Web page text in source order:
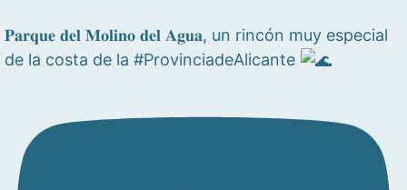
𝐏𝐚𝐫𝐪𝐮𝐞 𝐝𝐞𝐥 𝐌𝐨𝐥𝐢𝐧𝐨 𝐝𝐞𝐥 𝐀𝐠𝐮𝐚, un rincón muy especial
de la costa de la #ProvinciadeAlicante